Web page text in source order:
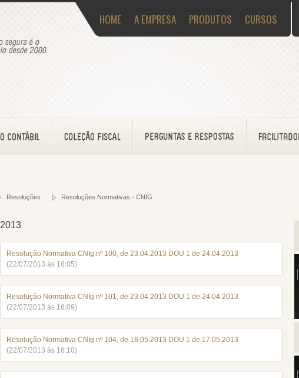
HOME A EMPRESA PRODUTOS CURSOS
Resoluções Resoluções Normativas - CNIG
2013
Resolução Normativa CNIg nº 100, de 23.04.2013 DOU 1 de 24.04.2013
(22/07/2013 ás 16:05)
Resolução Normativa CNIg nº 101, de 23.04.2013 DOU 1 de 24.04.2013
(22/07/2013 ás 16:09)
Resolução Normativa CNIg nº 104, de 16.05.2013 DOU 1 de 17.05.2013
(22/07/2013 ás 16:10)